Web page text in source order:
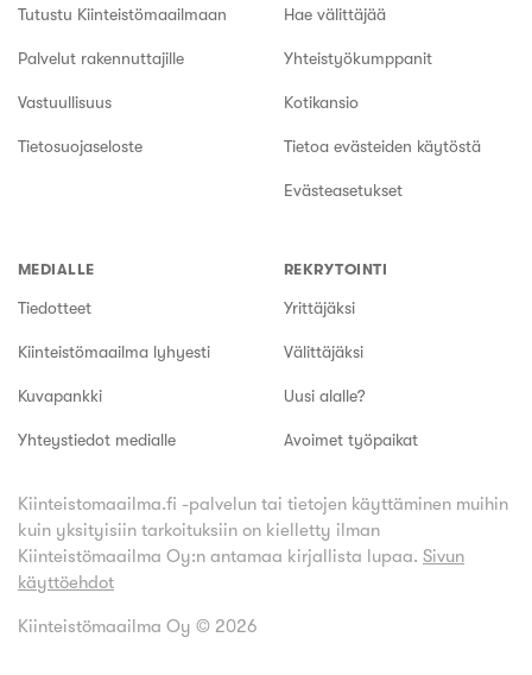
Tutustu Kiinteistömaailmaan
Palvelut rakennuttajille
Vastuullisuus
Tietosuojaseloste
Hae välittäjää
Yhteistyökumppanit
Kotikansio
Tietoa evästeiden käytöstä
Evästeasetukset
MEDIALLE
Tiedotteet
Kiinteistömaailma lyhyesti
Kuvapankki
Yhteystiedot medialle
REKRYTOINTI
Yrittäjäksi
Välittäjäksi
Uusi alalle?
Avoimet työpaikat
Kiinteistomaailma.fi -palvelun tai tietojen käyttäminen muihin
kuin yksityisiin tarkoituksiin on kielletty ilman
Kiinteistömaailma Oy:n antamaa kirjallista lupaa. Sivun
käyttöehdot
Kiinteistömaailma Oy © 2026